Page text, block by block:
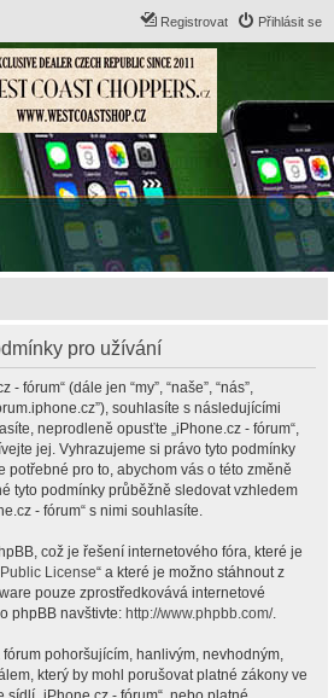
Přihlásit se
Registrovat
pro užívání
fórum“ (dále jen “my”, “naše”, “nás”,
souhlasíte s následujícími
neprodleně opusťte „iPhone.cz - fórum“,
jej. Vyhrazujeme si právo tyto podmínky
potřebné pro to, abychom vás o této změně
tyto podmínky průběžně sledovat vzhledem
- fórum“ s nimi souhlasíte.
což je řešení internetového fóra, které je
License“ a které je možno stáhnout z
pouze zprostředkovává internetové
phpBB navštivte: http://www.phpbb.com/.
pohoršujícím, hanlivým, nevhodným,
který by mohl porušovat platné zákony ve